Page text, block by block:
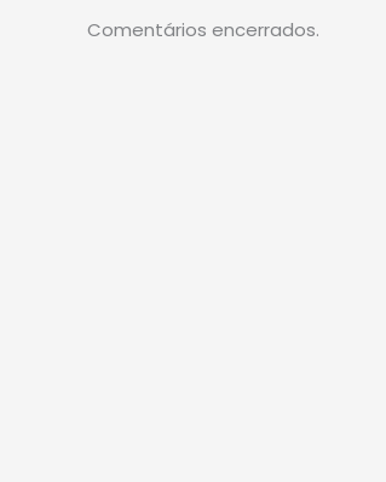
Comentários encerrados.